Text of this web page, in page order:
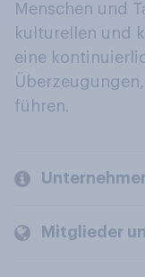
Menschen und
kulturellen und
eine
führen.
Mitglieder